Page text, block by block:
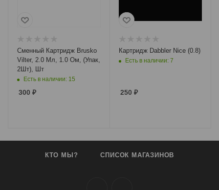
Сменный Картридж Brusko
Vilter, 2.0 Мл, 1.0 Ом, (Упак,
2Шт), Шт
Есть в наличии: 15
300 ₽
Картридж Dabbler Nice (0.8)
Есть в наличии: 7
250 ₽
КТО МЫ? СПИСОК МАГАЗИНОВ